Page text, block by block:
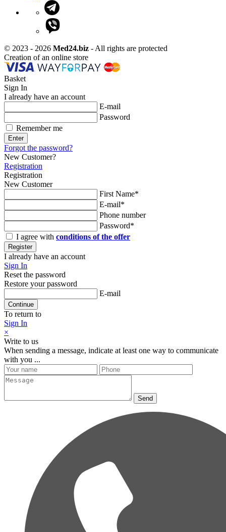
© 2023 - 2026 Med24.biz - All rights are protected
Creation of an online store
Basket
Sign In
I already have an account
E-mail
Password
Remember me
Enter
Forgot the password?
New Customer?
Registration
Registration
New Customer
First Name*
E-mail*
Phone number
Password*
I agree with conditions of the offer
Register
I already have an account
Sign In
Reset the password
Restore your password
E-mail
Continue
To return to
Sign In
×
Write to us
When sending a message, indicate at least one way to communicate
with you ...
Send